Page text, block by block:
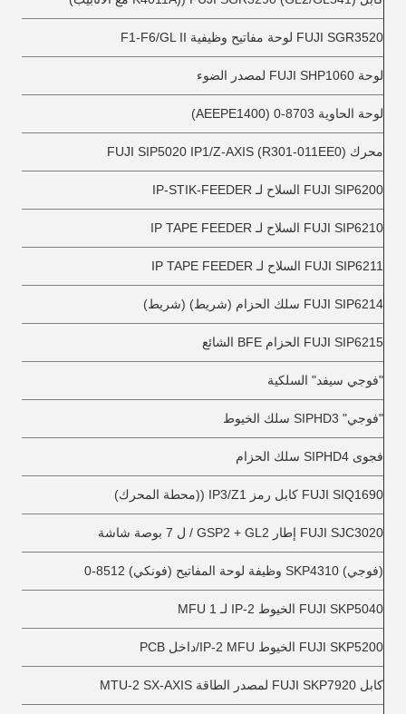
FUJI SGR3520 لوحة مفاتيح وظيفية F1-F6/GL II
لوحة FUJI SHP1060 لمصدر الضوء
لوحة الحاوية 8703-0 (AEEPE1400)
محرك FUJI SIP5020 IP1/Z-AXIS (R301-011EE0)
FUJI SIP6200 السلاح لـ IP-STIK-FEEDER
FUJI SIP6210 السلاح لـ IP TAPE FEEDER
FUJI SIP6211 السلاح لـ IP TAPE FEEDER
FUJI SIP6214 سلك الحزام (شريط) (شريط)
FUJI SIP6215 الحزام BFE الشائع
"فوجي سيفد" السلكية
"فوجي" SIPHD3 سلك الخيوط
فجوى SIPHD4 سلك الحزام
FUJI SIQ1690 كابل رمز IP3/Z1 ((محطة المحرك)
FUJI SJC3020 إطار GSP2 + GL2 / ل 7 بوصة شاشة
(فوجي) SKP4310 وظيفة لوحة المفاتيح (فونكي) 8512-0
FUJI SKP5040 الخيوط IP-2 لـ 1 MFU
FUJI SKP5200 الخيوط IP-2 MFU/داخل PCB
كابل FUJI SKP7920 لمصدر الطاقة MTU-2 SX-AXIS